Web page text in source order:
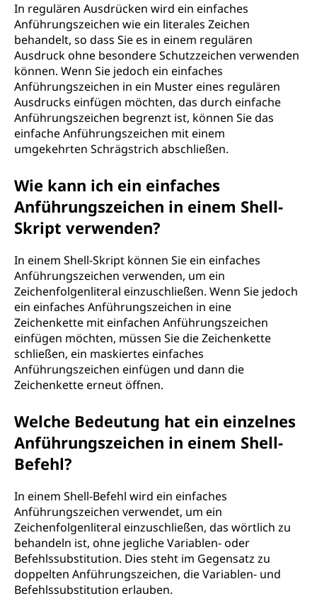
In regulären Ausdrücken wird ein einfaches
Anführungszeichen wie ein literales Zeichen
behandelt, so dass Sie es in einem regulären
Ausdruck ohne besondere Schutzzeichen verwenden
können. Wenn Sie jedoch ein einfaches
Anführungszeichen in ein Muster eines regulären
Ausdrucks einfügen möchten, das durch einfache
Anführungszeichen begrenzt ist, können Sie das
einfache Anführungszeichen mit einem
umgekehrten Schrägstrich abschließen.
Wie kann ich ein einfaches
Anführungszeichen in einem Shell-
Skript verwenden?
In einem Shell-Skript können Sie ein einfaches
Anführungszeichen verwenden, um ein
Zeichenfolgenliteral einzuschließen. Wenn Sie jedoch
ein einfaches Anführungszeichen in eine
Zeichenkette mit einfachen Anführungszeichen
einfügen möchten, müssen Sie die Zeichenkette
schließen, ein maskiertes einfaches
Anführungszeichen einfügen und dann die
Zeichenkette erneut öffnen.
Welche Bedeutung hat ein einzelnes
Anführungszeichen in einem Shell-
Befehl?
In einem Shell-Befehl wird ein einfaches
Anführungszeichen verwendet, um ein
Zeichenfolgenliteral einzuschließen, das wörtlich zu
behandeln ist, ohne jegliche Variablen- oder
Befehlssubstitution. Dies steht im Gegensatz zu
doppelten Anführungszeichen, die Variablen- und
Befehlssubstitution erlauben.